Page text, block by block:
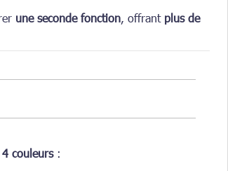
une seconde fonction, offrant plus de
4 couleurs: